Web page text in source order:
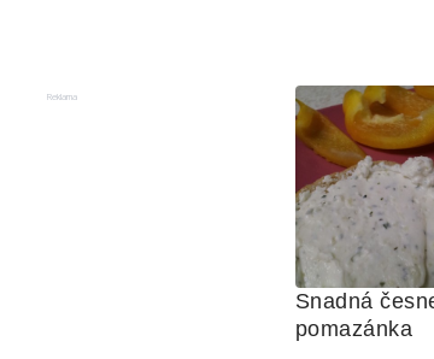
Reklama
Snadná
pomazánka